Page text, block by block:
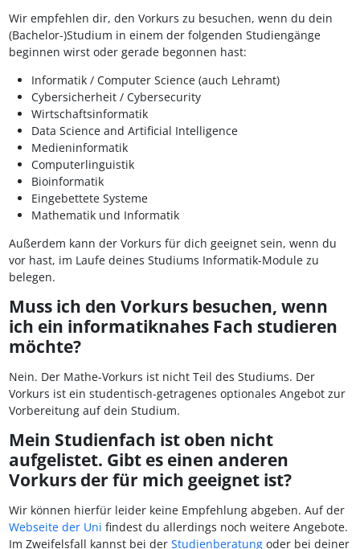
Wir empfehlen dir, den Vorkurs zu besuchen, wenn du dein
(Bachelor-)Studium in einem der folgenden Studiengänge
beginnen wirst oder gerade begonnen hast:
Informatik / Computer Science (auch Lehramt)
Cybersicherheit / Cybersecurity
Wirtschaftsinformatik
Data Science and Artificial Intelligence
Medieninformatik
Computerlinguistik
Bioinformatik
Eingebettete Systeme
Mathematik und Informatik
Außerdem kann der Vorkurs für dich geeignet sein, wenn du
vor hast, im Laufe deines Studiums Informatik-Module zu
belegen.
Muss ich den Vorkurs besuchen, wenn
ich ein informatiknahes Fach studieren
möchte?
Nein. Der Mathe-Vorkurs ist nicht Teil des Studiums. Der
Vorkurs ist ein studentisch-getragenes optionales Angebot zur
Vorbereitung auf dein Studium.
Mein Studienfach ist oben nicht
aufgelistet. Gibt es einen anderen
Vorkurs der für mich geeignet ist?
Wir können hierfür leider keine Empfehlung abgeben. Auf der
Webseite der Uni findest du allerdings noch weitere Angebote.
Im Zweifelsfall kannst bei der Studienberatungoder bei deiner